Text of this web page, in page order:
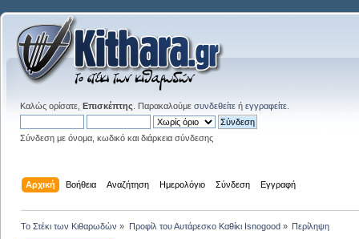
Καλώς ορίσατε, Επισκέπτης . Παρακαλούμε συνδεθείτε ή εγγραφείτε
Σύνδεση με όνομα, κωδικό και διάρκεια σύνδεσης
Αρχική Βοήθεια Αναζήτηση Ημερολόγιο Σύνδεση Εγγραφή
Το Στέκι των Κιθαρωδών » Προφίλ του Αυτάρεσκο Καθίκι Isnogood» Περίληψη